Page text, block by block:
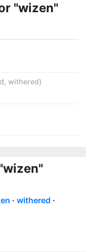
"wizen"
, withered)
withered